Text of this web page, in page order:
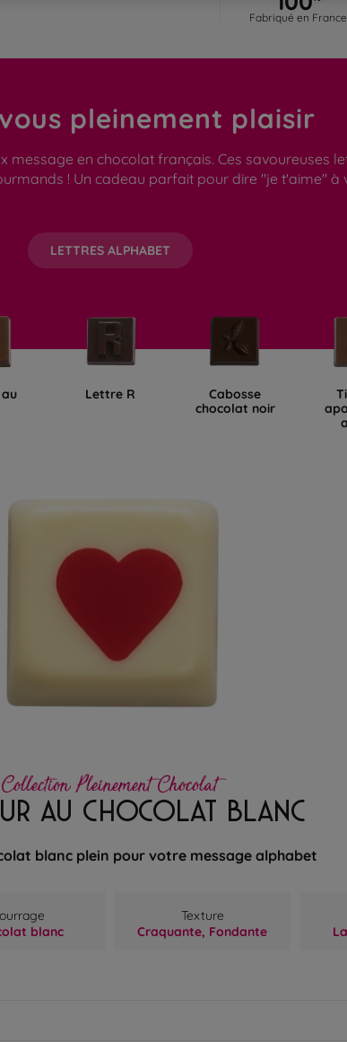
Fabriqué en France
pleinement plaisir
en chocolat français. Ces savoureuses
! Un cadeau parfait pour dire "je t'aime" à
LETTRES ALPHABET
Lettre R Cabosse
chocolat noir
Collection Pleinement Chocolat
AU CHOCOLAT BLANC
blanc plein pour votre message alphabet
blanc
Texture
Craquante, Fondante